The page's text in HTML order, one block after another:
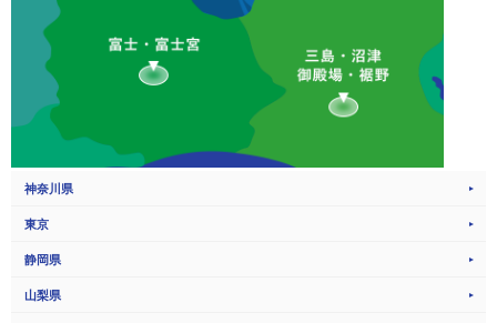
神奈川県
東京
静岡県
山梨県